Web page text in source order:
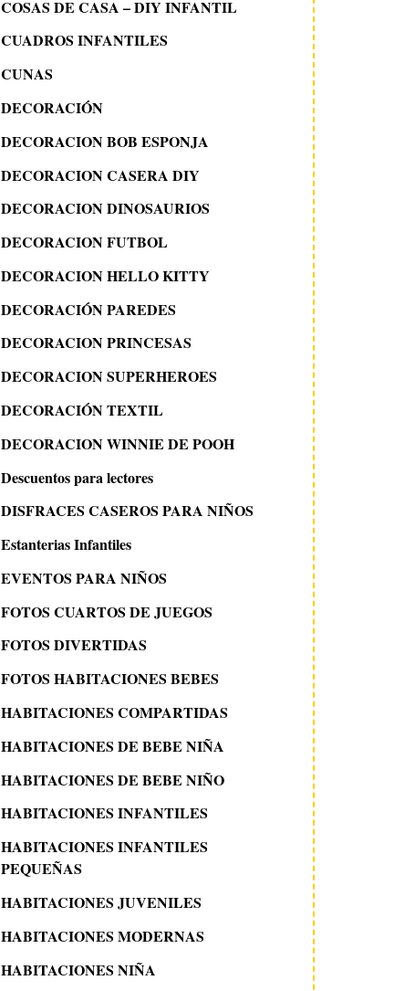
COSAS DE CASA – DIY INFANTIL
CUADROS INFANTILES
CUNAS
DECORACIÓN
DECORACION BOB ESPONJA
DECORACION CASERA DIY
DECORACION DINOSAURIOS
DECORACION FUTBOL
DECORACION HELLO KITTY
DECORACIÓN PAREDES
DECORACION PRINCESAS
DECORACION SUPERHEROES
DECORACIÓN TEXTIL
DECORACION WINNIE DE POOH
Descuentos para lectores
DISFRACES CASEROS PARA NIÑOS
Estanterias Infantiles
EVENTOS PARA NIÑOS
FOTOS CUARTOS DE JUEGOS
FOTOS DIVERTIDAS
FOTOS HABITACIONES BEBES
HABITACIONES COMPARTIDAS
HABITACIONES DE BEBE NIÑA
HABITACIONES DE BEBE NIÑO
HABITACIONES INFANTILES
HABITACIONES INFANTILES
PEQUEÑAS
HABITACIONES JUVENILES
HABITACIONES MODERNAS
HABITACIONES NIÑA